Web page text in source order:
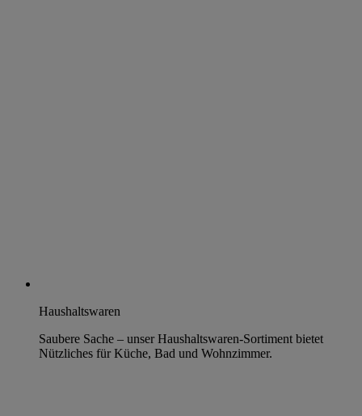
Haushaltswaren
Saubere Sache – unser Haushaltswaren-Sortiment bietet
Nützliches für Küche, Bad und Wohnzimmer.